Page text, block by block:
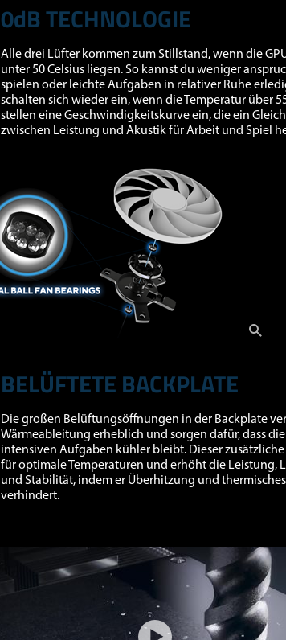
0dB TECHNOLOGIE
Alle drei Lüfter kommen zum Stillstand, wenn die
unter 50 Celsius liegen. So kannst du weniger
spielen oder leichte Aufgaben in relativer Ruhe
schalten sich wieder ein, wenn die Temperatur über
stellen eine Geschwindigkeitskurve ein, die ein
zwischen Leistung und Akustik für Arbeit und Spiel
BELÜFTETE BACKPLATE
Die großen Belüftungsöffnungen in der Backplate
Wärmeableitung erheblich und sorgen dafür, dass die
intensiven Aufgaben kühler bleibt. Dieser
für optimale Temperaturen und erhöht die Leistung,
und Stabilität, indem er Überhitzung und
verhindert.